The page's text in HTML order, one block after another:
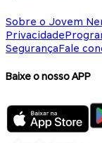
Sobre o Jovem
Privacidade
SegurançaFale
Baixe o nosso APP